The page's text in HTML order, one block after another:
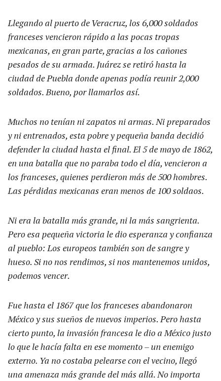
Llegando al puerto de Veracruz, los 6,000 soldados
franceses vencieron rápido a las pocas tropas
mexicanas, en gran parte, gracias a los cañones
pesados de su armada. Juárez se retiró hasta la
ciudad de Puebla donde apenas podía reunir 2,000
soldados. Bueno, por llamarlos así.
Muchos no tenían ni zapatos ni armas. Ni preparados
y ni entrenados, esta pobre y pequeña banda decidió
defender la ciudad hasta el final. El 5 de mayo de 1862,
en una batalla que no paraba todo el día, vencieron a
los franceses, quienes perdieron más de 500 hombres.
Las pérdidas mexicanas eran menos de 100 soldaos.
Ni era la batalla más grande, ni la más sangrienta.
Pero esa pequeña victoria le dio esperanza y confianza
al pueblo: Los europeos también son de sangre y
hueso. Si no nos rendimos, si nos mantenemos unidos,
podemos vencer.
Fue hasta el 1867 que los franceses abandonaron
México y sus sueños de nuevos imperios. Pero hasta
cierto punto, la invasión francesa le dio a México justo
lo que le hacía falta en ese momento – un enemigo
externo. Ya no costaba pelearse con el vecino, llegó
una amenaza más grande del más allá. No importa